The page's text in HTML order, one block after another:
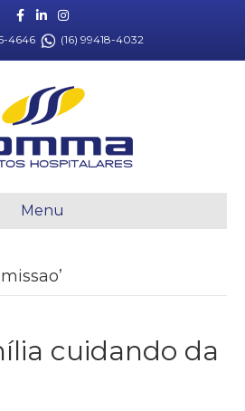
FacebookLinkedinInstagram
4646 (16) 99418-4032
Menu
cuidando da